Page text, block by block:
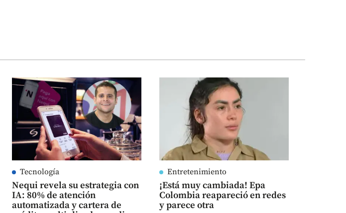
Tecnología
Nequi revela su estrategia con
IA: 80% de atención
automatizada y cartera de
Entretenimiento
¡Está muy cambiada! Epa
Colombia reapareció en redes
y parece otra